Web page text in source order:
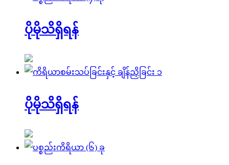
ပိုမိုသိရှိရန်
ပိုမိုသိရှိရန်